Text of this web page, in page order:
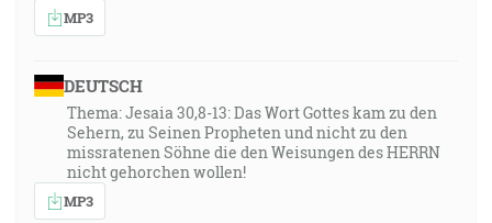
MP3
DEUTSCH
Thema: Jesaia 30,8-13: Das Wort Gottes kam zu den
Sehern, zu Seinen Propheten und nicht zu den
missratenen Söhne die den Weisungen des HERRN
nicht gehorchen wollen!
MP3